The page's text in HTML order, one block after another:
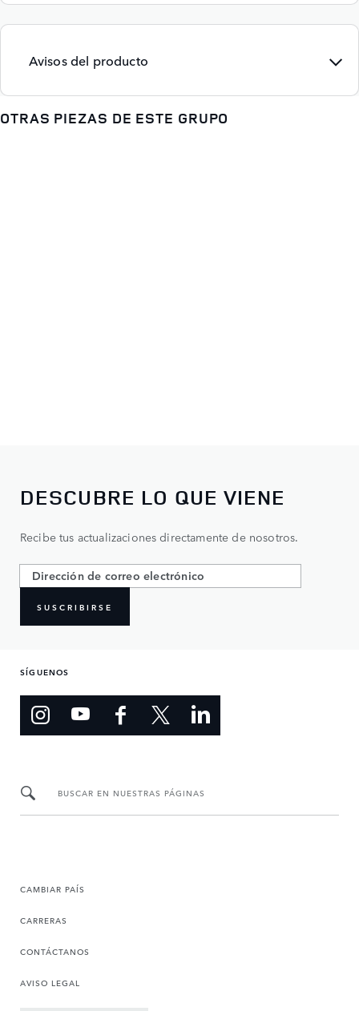
Avisos del producto
OTRAS PIEZAS DE ESTE GRUPO
DESCUBRE LO QUE VIENE
Recibe tus actualizaciones directamente de nosotros.
SUSCRIBIRSE
SÍGUENOS
BUSCAR EN NUESTRAS PÁGINAS
CAMBIAR PAÍS
CARRERAS
CONTÁCTANOS
AVISO LEGAL